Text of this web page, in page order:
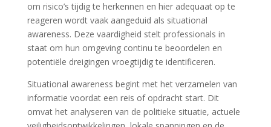
om risico’s tijdig te herkennen en hier adequaat op te
reageren wordt vaak aangeduid als situational
awareness. Deze vaardigheid stelt professionals in
staat om hun omgeving continu te beoordelen en
potentiële dreigingen vroegtijdig te identificeren.
Situational awareness begint met het verzamelen van
informatie voordat een reis of opdracht start. Dit
omvat het analyseren van de politieke situatie, actuele